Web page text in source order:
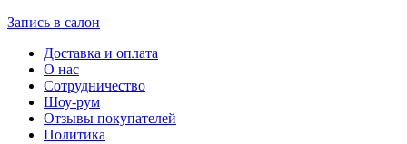
Запись в салон
Доставка и оплата
О нас
Сотрудничество
Шоу-рум
Отзывы покупателей
Политика